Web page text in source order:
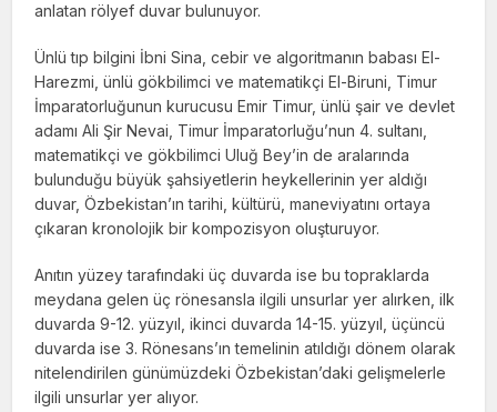
anlatan rölyef duvar bulunuyor.
Ünlü tıp bilgini İbni Sina, cebir ve algoritmanın babası El-
Harezmi, ünlü gökbilimci ve matematikçi El-Biruni, Timur
İmparatorluğunun kurucusu Emir Timur, ünlü şair ve devlet
adamı Ali Şir Nevai, Timur İmparatorluğu’nun 4. sultanı,
matematikçi ve gökbilimci Uluğ Bey’in de aralarında
bulunduğu büyük şahsiyetlerin heykellerinin yer aldığı
duvar, Özbekistan’ın tarihi, kültürü, maneviyatını ortaya
çıkaran kronolojik bir kompozisyon oluşturuyor.
Anıtın yüzey tarafındaki üç duvarda ise bu topraklarda
meydana gelen üç rönesansla ilgili unsurlar yer alırken, ilk
duvarda 9-12. yüzyıl, ikinci duvarda 14-15. yüzyıl, üçüncü
duvarda ise 3. Rönesans’ın temelinin atıldığı dönem olarak
nitelendirilen günümüzdeki Özbekistan’daki gelişmelerle
ilgili unsurlar yer alıyor.